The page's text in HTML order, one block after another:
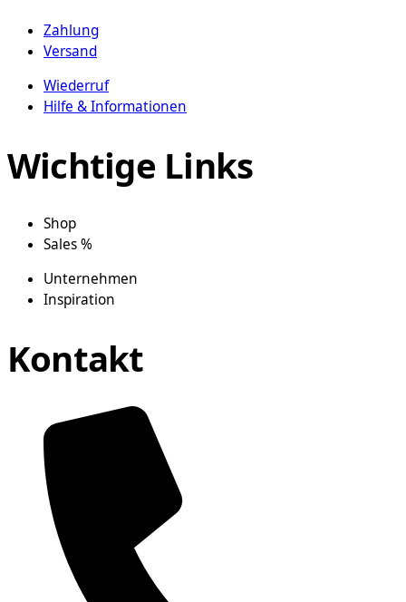
auf
der
gewählt
werden
Zahlung
Versand
Wiederruf
Hilfe & Informationen
Wichtige Links
Shop
Sales %
Unternehmen
Inspiration
Kontakt